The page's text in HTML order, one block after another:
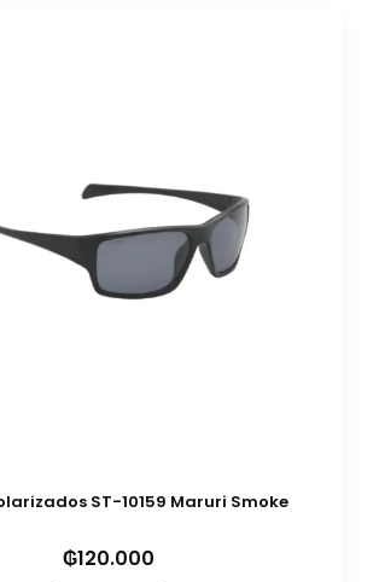
ST-10159 Maruri Smoke
₲120.000